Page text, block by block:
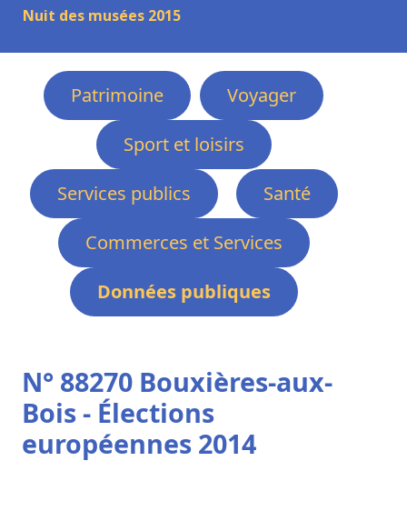
Nuit des musées 2015
Patrimoine
Voyager
Sport et loisirs
Services publics
Santé
Commerces et Services
Données publiques
N° 88270 Bouxières-aux-
Bois - Élections
européennes 2014